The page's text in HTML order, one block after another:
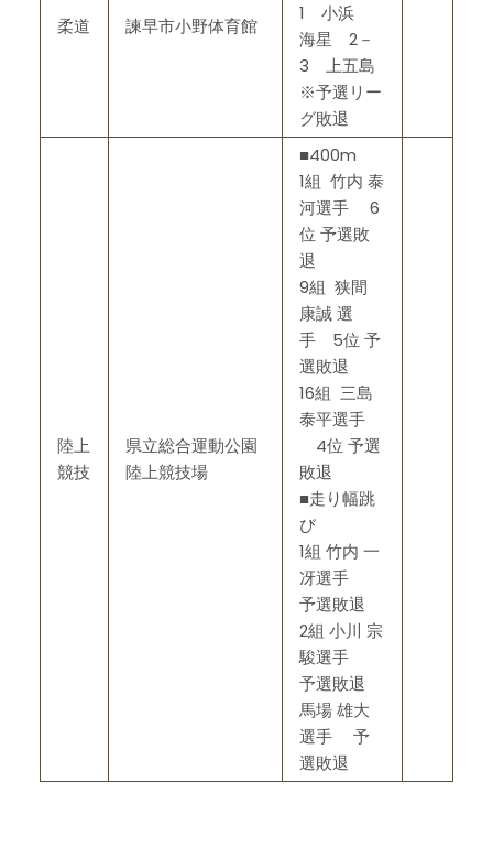
柔道 諫早市小野体育館
1 小浜
海星 2－
3 上五島
※予選リー
グ敗退
陸上
競技
県立総合運動公園
陸上競技場
■400m
1組 竹内 泰
河選手 6
位 予選敗
退
9組 狭間
康誠 選
手 5位 予
選敗退
16組 三島
泰平選手
4位 予選
敗退
■走り幅跳
び
1組 竹内 一
冴選手
予選敗退
2組 小川 宗
駿選手
予選敗退
馬場 雄大
選手 予
選敗退